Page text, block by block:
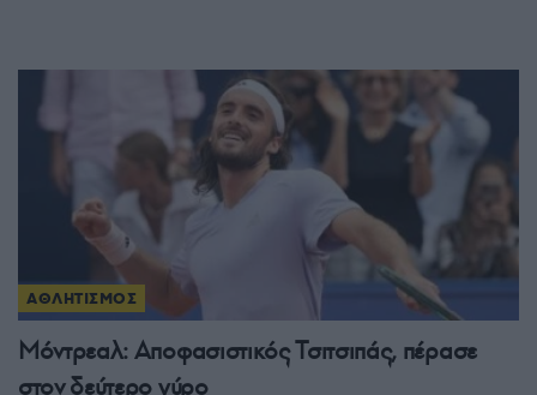
ΑΘΛΗΤΙΣΜΟΣ
Μόντρεαλ: Αποφασιστικός Τσιτσιπάς, πέρασε
στον δεύτερο γύρο